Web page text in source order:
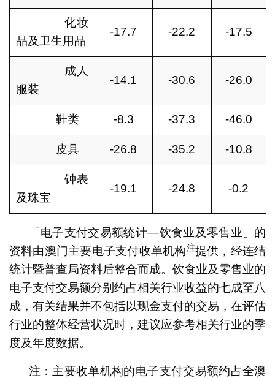
化妆
品及卫生用品
-17.7 -22.2 -17.5
成人
服装
-14.1 -30.6 -26.0
鞋类 -8.3 -37.3 -46.0
皮具 -26.8 -35.2 -10.8
钟表
及珠宝
-19.1 -24.8 -0.2
「电子支付交易额统计—饮食业及零售业」的
资料由澳门主要电子支付收单机构注提供，经连结
统计暨普查局资料后整合而成。饮食业及零售业的
电子支付交易额分别约占相关行业收益的七成至八
成，有关结果并不包括以现金支付的交易，在评估
行业的整体经营状况时，建议应参考相关行业的季
度及年度数据。
注：主要收单机构的电子支付交易额约占全澳